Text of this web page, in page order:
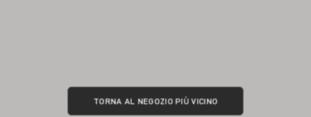
TORNA AL NEGOZIO PIÙ VICINO